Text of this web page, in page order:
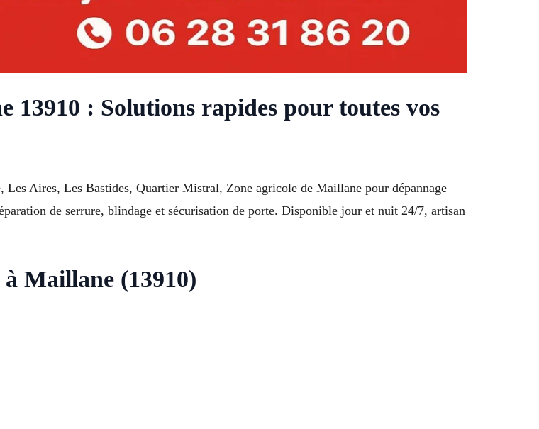
: Solutions rapides pour toutes vos
Aires, Les Bastides, Quartier Mistral, Zone agricole de Maillane pour dépannage
de serrure, blindage et sécurisation de porte. Disponible jour et nuit 24/7, artisan
Maillane (13910)